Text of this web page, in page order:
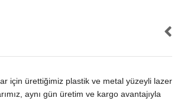
için ürettiğimiz plastik ve metal yüzeyli lazer
aynı gün üretim ve kargo avantajıyla